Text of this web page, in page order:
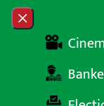
Skip to content
Close menu